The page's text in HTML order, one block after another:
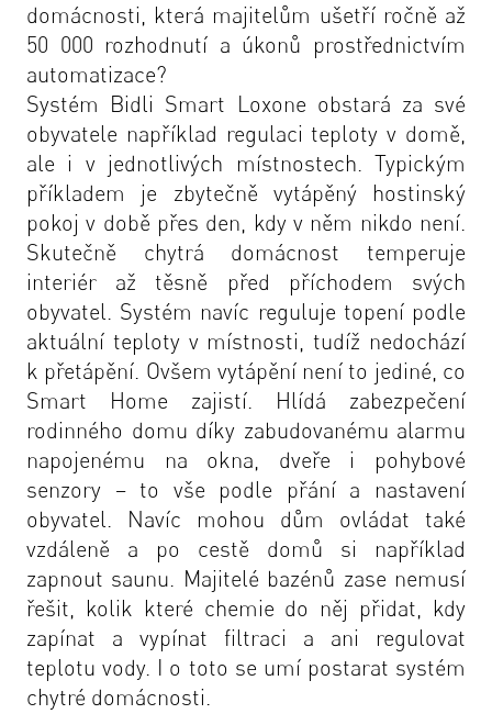
domácnosti, která majitelům ušetří ročně až
50 000 rozhodnutí a úkonů prostřednictvím
automatizace?
Systém Bidli Smart Loxone obstará za své
obyvatele například regulaci teploty v domě,
ale i v jednotlivých místnostech. Typickým
příkladem je zbytečně vytápěný hostinský
pokoj v době přes den, kdy v něm nikdo není.
Skutečně chytrá domácnost temperuje
interiér až těsně před příchodem svých
obyvatel. Systém navíc reguluje topení podle
aktuální teploty v místnosti, tudíž nedochází
k přetápění. Ovšem vytápění není to jediné, co
Smart Home zajistí. Hlídá zabezpečení
rodinného domu díky zabudovanému alarmu
napojenému na okna, dveře i pohybové
senzory – to vše podle přání a nastavení
obyvatel. Navíc mohou dům ovládat také
vzdáleně a po cestě domů si například
zapnout saunu. Majitelé bazénů zase nemusí
řešit, kolik které chemie do něj přidat, kdy
zapínat a vypínat filtraci a ani regulovat
teplotu vody. I o toto se umí postarat systém
chytré domácnosti.